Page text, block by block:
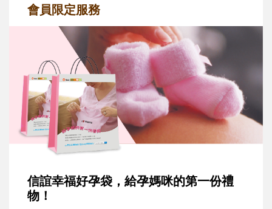
會員限定服務
信誼幸福好孕袋，給孕媽咪的第一份禮
物！